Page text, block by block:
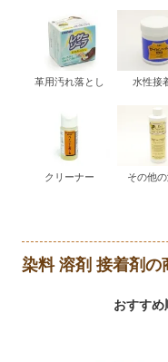
革用汚れ落とし 水性接
クリーナー その他の
染料 溶剤 接着剤の
おすすめ